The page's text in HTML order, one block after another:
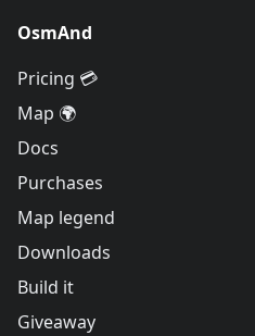
OsmAnd
Pricing 💳
Map 🌍
Docs
Purchases
Map legend
Downloads
Build it
Giveaway